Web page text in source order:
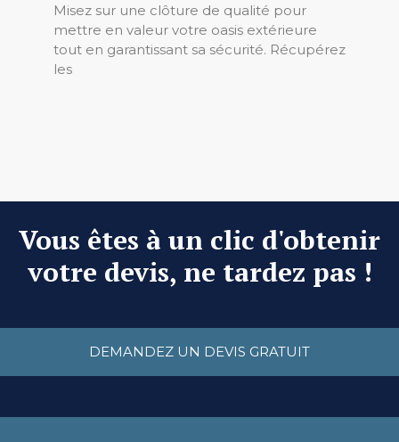
Misez sur une clôture de qualité pour
mettre en valeur votre oasis extérieure
tout en garantissant sa sécurité. Récupérez
les
Vous êtes à un clic d'obtenir
votre devis, ne tardez pas !
DEMANDEZ UN DEVIS GRATUIT